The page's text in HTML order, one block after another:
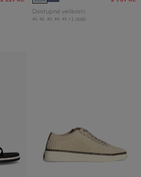
Dostupné velikosti:
41, 42 43 44 45 +1 další